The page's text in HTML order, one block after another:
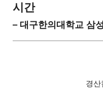
시간
– 대구한의대학교 삼
경산